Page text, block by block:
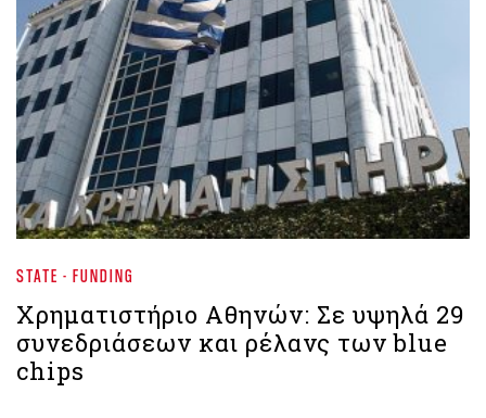
STATE - FUNDING
Xρηματιστήριο Αθηνών: Σε υψηλά 29
συνεδριάσεων και ρέλανς των blue
chips